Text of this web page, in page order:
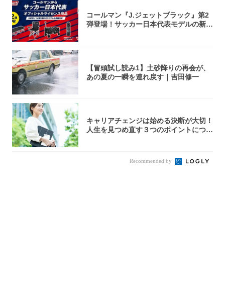
コールマン『J.ジェットブラック』第2
弾登場！サッカー日本代表モデルの新作
【冒頭試し読み1】土砂降りの再会が、
あの夏の一瞬を連れ戻す｜吉田修一
キャリアチェンジは始める決断が大切！
人生を見つめ直す３つのポイントについ
Recommended by